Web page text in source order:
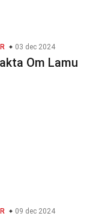
03 dec 2024
Om Lamu
09 dec 2024